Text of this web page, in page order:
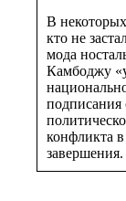
В
кто не
мода
Камбоджу
конфликта
завершения.